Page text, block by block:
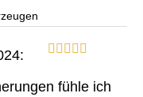
fühle ich